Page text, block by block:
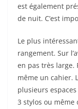
est également
de nuit. C’est
Le plus
rangement. Sur
en pas très large.
même un cahier.
plusieurs
3 stylos ou même